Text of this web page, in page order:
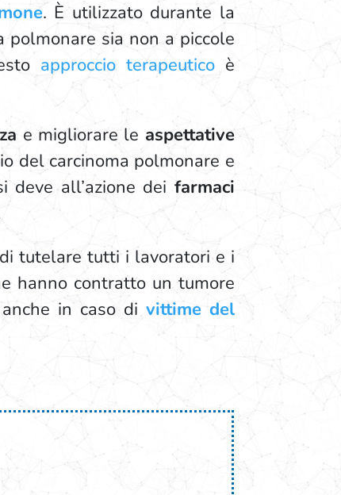
. È utilizzato durante la
sia non a piccole
approccio terapeuticoè
e migliorare le aspettative
del carcinoma polmonare e
all’azione dei farmaci
tutelare tutti i lavoratori e i
hanno contratto un tumore
in caso di vittime del